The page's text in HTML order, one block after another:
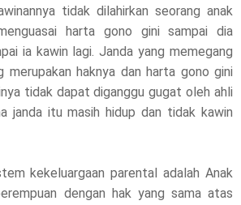
tidak dilahirkan seorang anak
harta gono gini sampai dia
ia kawin lagi. Janda yang memegang
merupakan haknya dan harta gono gini
tidak dapat diganggu gugat oleh ahli
janda itu masih hidup dan tidak kawin
kekeluargaan parental adalah Anak
dengan hak yang sama atas